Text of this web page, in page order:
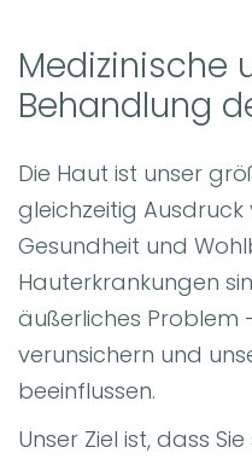
Medizinische
Behandlung
Die Haut ist unser
gleichzeitig Ausdruck
Gesundheit und
Hauterkrankungen
äußerliches Problem
verunsichern und
beeinflussen.
Unser Ziel ist, dass